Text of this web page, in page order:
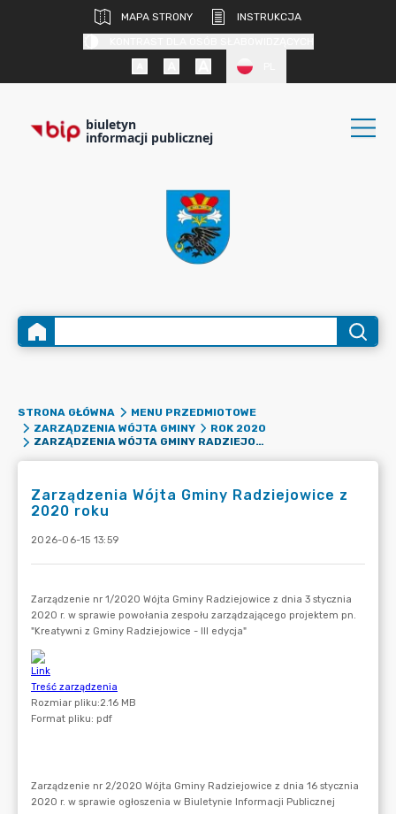
MAPA STRONY
INSTRUKCJA
biuletyn
informacji publicznej
STRONA GŁÓWNA
MENU PRZEDMIOTOWE
ZARZĄDZENIA WÓJTA GMINY
ROK 2020
ZARZĄDZENIA WÓJTA GMINY RADZIEJOWICE Z 2020 ROKU
Zarządzenia Wójta Gminy Radziejowice z
2020 roku
2026-06-15 13:59